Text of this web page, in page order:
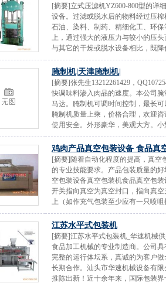
[摘要]立式压滤机YZ600-800型的详
设备。过滤或脱水后的物料经过压
石油、染料、制药、精细化工、环
上，通过强大的液压力与较小的压
与其它的干燥或脱水设备相比，既
腌制机|天津腌制机|
[摘要]张先生13212261429，
快调味料渗入肉品的速度。本公司
马达。腌制机可调时间控制，最长
腌制机质量上乘，价格合理，欢迎
使用安全。外形豪华，美观大方。
鸡肉产品真空包装设备 食品真
[摘要]随着自动化程度的提高，真空
的专业技能要求。产品包装质量的
空包装设备真空包装机食品真空包
开关指向真空为真空封口，指向真
上（如作充气包装至少应有一只喷
江苏水平式包装机
[摘要]江苏水平式包装机_华速机械
食品加工机械的专业制造商。公司
完整的运行体坛系，真诚的为客户
长期合作。汕头市华速机械设备有
推陈出新！近十余年来，国际包装